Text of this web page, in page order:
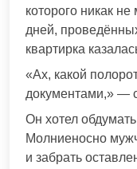
которого никак
дней,
квартирка
«Ах, какой
документами,» —
Он хотел
Молниеносно
и забрать